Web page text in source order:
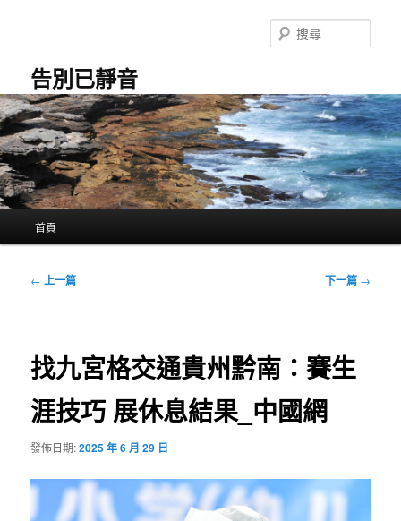
容
告別已靜音
尋
首頁
文
← 上一篇 下一篇 →
找九宮格交通貴州黔南：賽生
涯技巧 展休息結果_中國網
發佈日期:2025 年 6 月 29 日